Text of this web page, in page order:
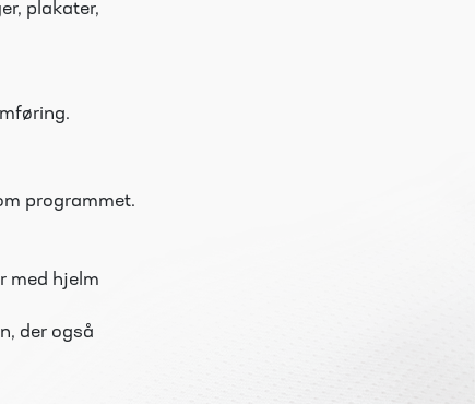
plakater,
programmet.
med hjelm
der også